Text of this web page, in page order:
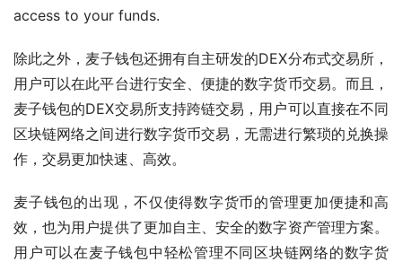
access to your funds.
除此之外，麦子钱包还拥有自主研发的DEX分布式交易所，
用户可以在此平台进行安全、便捷的数字货币交易。而且，
麦子钱包的DEX交易所支持跨链交易，用户可以直接在不同
区块链网络之间进行数字货币交易，无需进行繁琐的兑换操
作，交易更加快速、高效。
麦子钱包的出现，不仅使得数字货币的管理更加便捷和高
效，也为用户提供了更加自主、安全的数字资产管理方案。
用户可以在麦子钱包中轻松管理不同区块链网络的数字货